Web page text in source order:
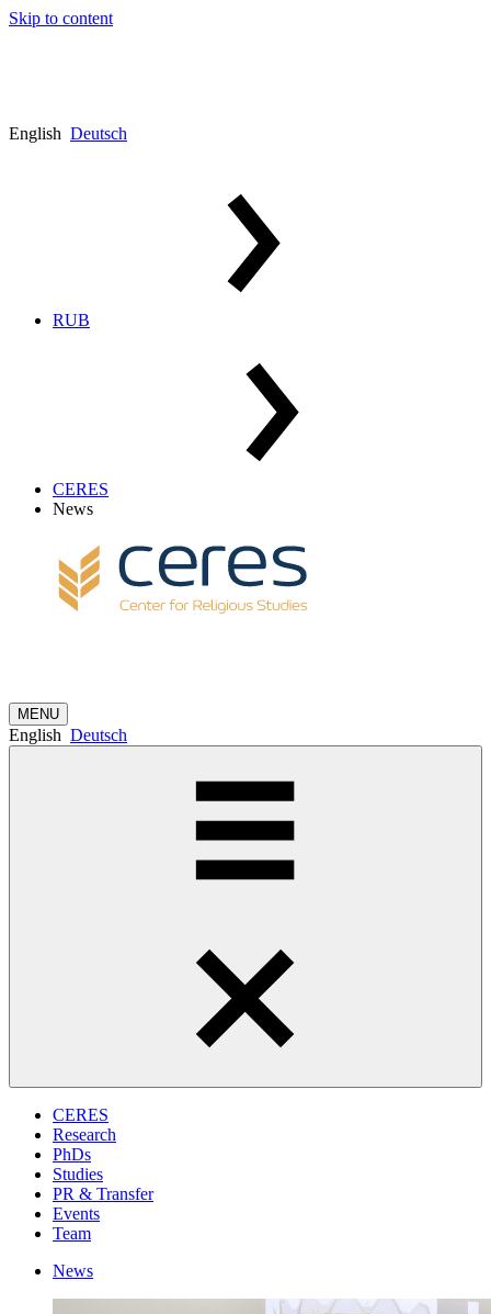
Skip to content
English Deutsch
RUB
CERES
News
MENU
English Deutsch
CERES
Research
PhDs
Studies
PR & Transfer
Events
Team
News